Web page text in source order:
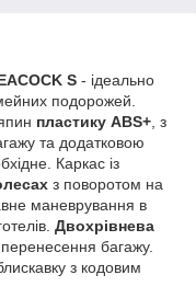
S - ідеально
подорожей.
пластику ABS+ , з
та додатковою
Каркас із
з поворотом на
маневрування в
Двохрівнева
багажу.
з кодовим